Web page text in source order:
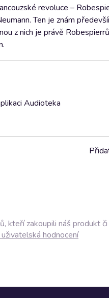
revoluce –
Ten je znám
z nich je právě
Audioteka
kteří zakoupili náš produkt
hodnocení